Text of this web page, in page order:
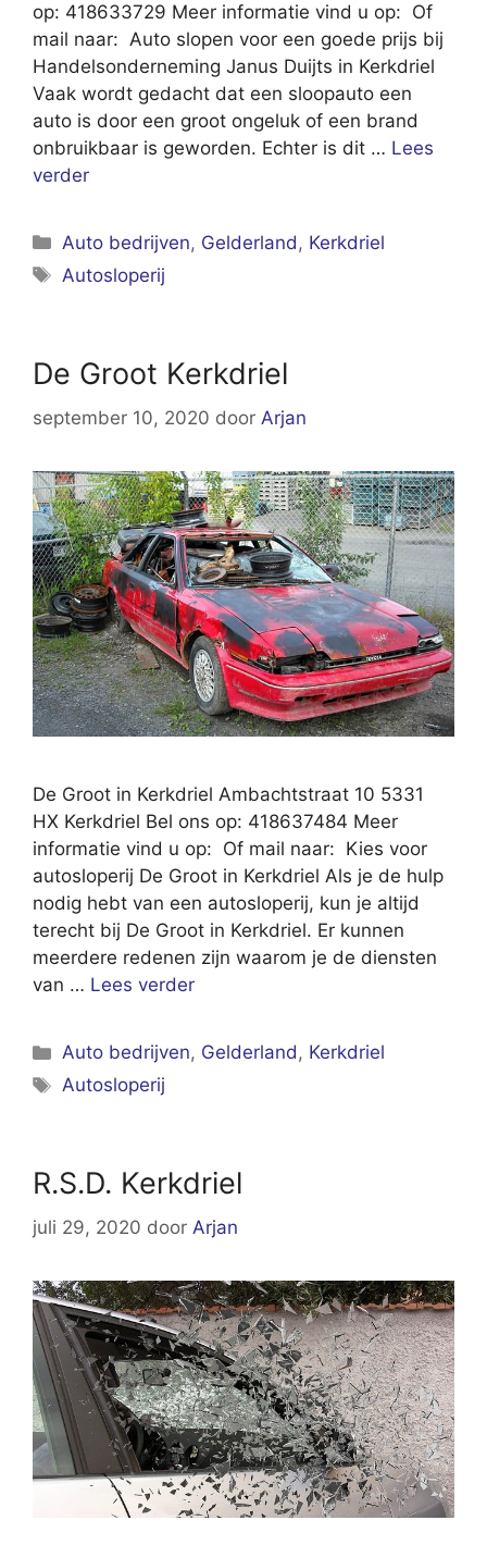
op: 418633729 Meer informatie vind u op: Of
mail naar: Auto slopen voor een goede prijs bij
Handelsonderneming Janus Duijts in Kerkdriel
Vaak wordt gedacht dat een sloopauto een
auto is door een groot ongeluk of een brand
onbruikbaar is geworden. Echter is dit … Lees
verder
Categorieën
Auto bedrijven, Gelderland, Kerkdriel
Tags
Autosloperij
De Groot Kerkdriel
september 10, 2020 door Arjan
De Groot in Kerkdriel Ambachtstraat 10 5331
HX Kerkdriel Bel ons op: 418637484 Meer
informatie vind u op: Of mail naar: Kies voor
autosloperij De Groot in Kerkdriel Als je de hulp
nodig hebt van een autosloperij, kun je altijd
terecht bij De Groot in Kerkdriel. Er kunnen
meerdere redenen zijn waarom je de diensten
van … Lees verder
Categorieën
Auto bedrijven, Gelderland, Kerkdriel
Tags
Autosloperij
R.S.D. Kerkdriel
juli 29, 2020 door Arjan